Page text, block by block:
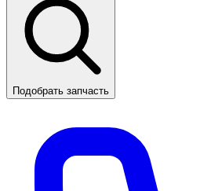
Подобрать запчасть